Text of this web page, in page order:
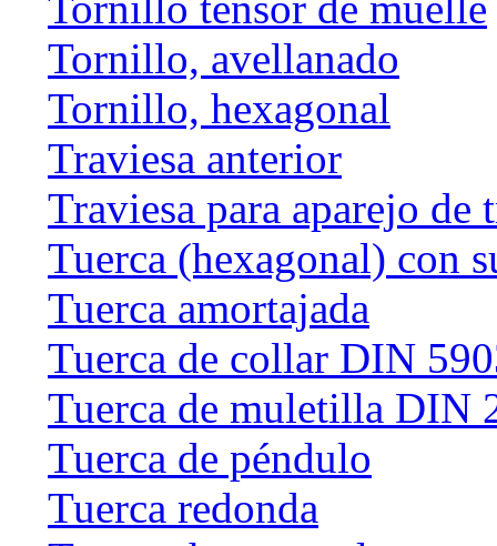
Tornillo, avellanado
Tornillo, hexagonal
Traviesa anterior
Traviesa para aparejo
Tuerca (hexagonal) con
Tuerca amortajada
Tuerca de collar DIN
Tuerca de muletilla DIN
Tuerca de péndulo
Tuerca redonda